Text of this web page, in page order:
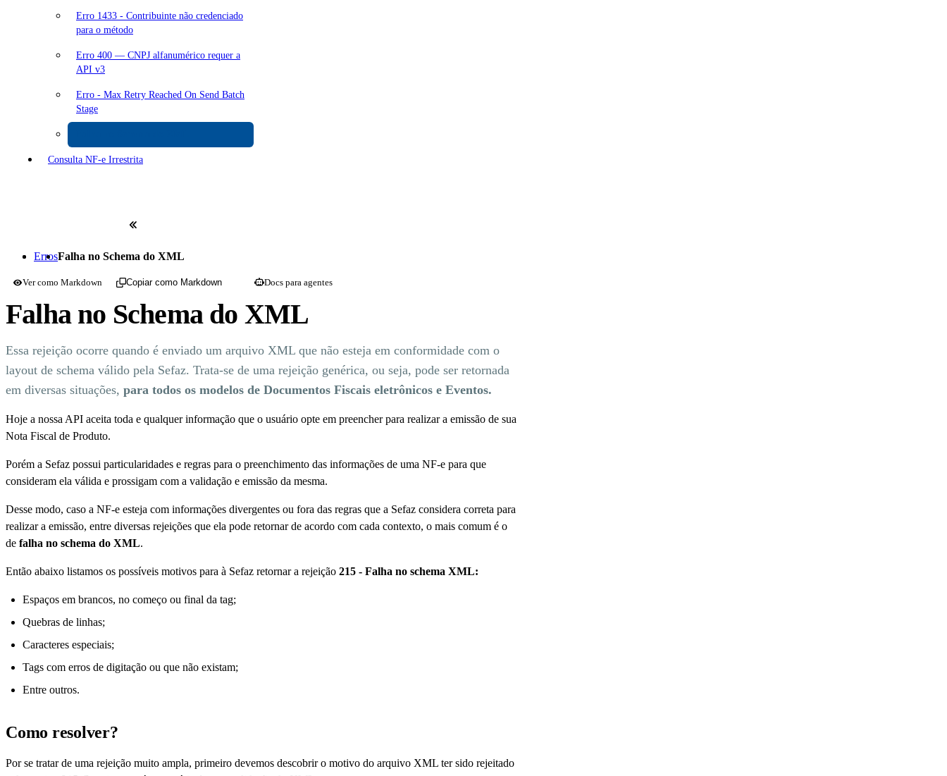
Erro 1433 - Contribuinte não credenciado
para o método
Erro 400 — CNPJ alfanumérico requer a
API v3
Erro - Max Retry Reached On Send Batch
Stage
Consulta NF-e Irrestrita
ErrosFalha no Schema do XML
Ver como Markdown Copiar como Markdown Docs para agentes
Falha no Schema do XML
Essa rejeição ocorre quando é enviado um arquivo XML que não esteja em conformidade com o
layout de schema válido pela Sefaz. Trata-se de uma rejeição genérica, ou seja, pode ser retornada
em diversas situações, para todos os modelos de Documentos Fiscais eletrônicos e Eventos.
Hoje a nossa API aceita toda e qualquer informação que o usuário opte em preencher para realizar a emissão de sua
Nota Fiscal de Produto.
Porém a Sefaz possui particularidades e regras para o preenchimento das informações de uma NF-e para que
consideram ela válida e prossigam com a validação e emissão da mesma.
Desse modo, caso a NF-e esteja com informações divergentes ou fora das regras que a Sefaz considera correta para
realizar a emissão, entre diversas rejeições que ela pode retornar de acordo com cada contexto, o mais comum é o
de falha no schema do XML.
Então abaixo listamos os possíveis motivos para à Sefaz retornar a rejeição 215 - Falha no schema XML:
Espaços em brancos, no começo ou final da tag;
Quebras de linhas;
Caracteres especiais;
Tags com erros de digitação ou que não existam;
Entre outros.
Como resolver?
Por se tratar de uma rejeição muito ampla, primeiro devemos descobrir o motivo do arquivo XML ter sido rejeitado